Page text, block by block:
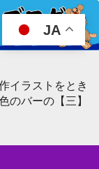
イラストをとき
のバーの【三】
JA